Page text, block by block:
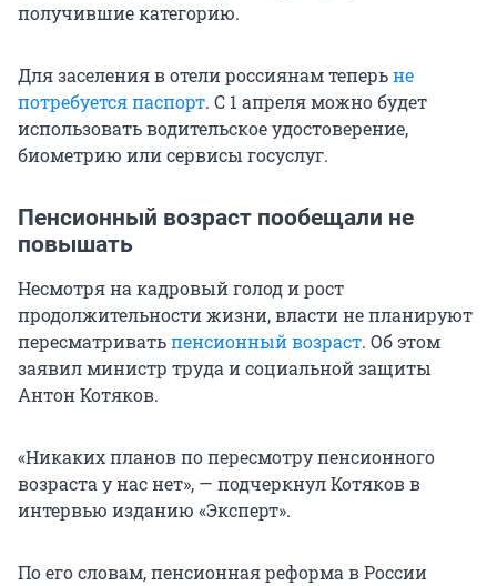
получившие категорию.
Для заселения в отели россиянам теперьне
потребуется паспорт. С 1 апреля можно будет
использовать водительское удостоверение,
биометрию или сервисы госуслуг.
Пенсионный возраст пообещали не
повышать
Несмотря на кадровый голод и рост
продолжительности жизни, власти не планируют
пересматриватьпенсионный возраст. Об этом
заявил министр труда и социальной защиты
Антон Котяков.
«Никаких планов по пересмотру пенсионного
возраста у нас нет», — подчеркнул Котяков в
интервью изданию «Эксперт».
По его словам, пенсионная реформа в России